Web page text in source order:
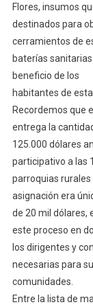
Flores, insumos
destinados para
cerramientos de
baterías
beneficio de los
habitantes de
Recordemos que
entrega la
125.000 dólares
participativo a las
parroquias
asignación era
de 20 mil dólares,
este proceso en
los dirigentes y
necesarias para
comunidades.
Entre la lista de